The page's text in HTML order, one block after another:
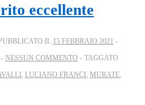
eccellente
IL 15 FEBBRAIO 2021
NESSUN COMMENTO
TAGGATO
, LUCIANO FRANCI , MURATE,